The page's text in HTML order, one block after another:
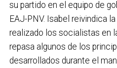
su partido en el equipo de
EAJ-PNV. Isabel reivindica
realizado los socialistas en
repasa algunos de los
desarrollados durante el